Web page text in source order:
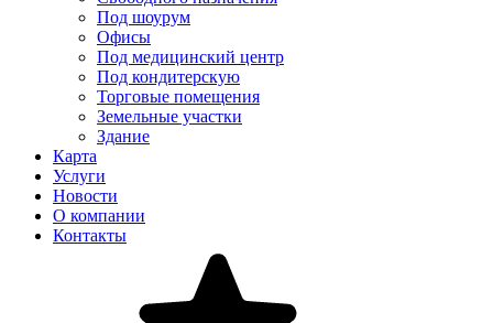
Под шоурум
Офисы
Под медицинский центр
Под кондитерскую
Торговые помещения
Земельные участки
Здание
Карта
Услуги
Новости
О компании
Контакты